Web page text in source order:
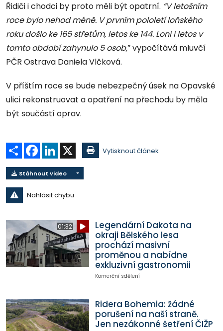
Řidiči i chodci by proto měli být opatrní. “V letošním
roce bylo nehod méně. V prvním pololetí loňského
roku došlo ke 165 střetům, letos ke 144. Loni i letos v
tomto období zahynulo 5 osob,” vypočítává mluvčí
PČR Ostrava Daniela Vlčková.
V příštím roce se bude nebezpečný úsek na Opavské
ulici rekonstruovat a opatření na přechodu by měla
být součástí oprav.
Sdílet Facebook
LinkedIn Vytisknout článek
Stáhnout video
Nahlásit chybu
01:32
Legendární Dakota na
okraji Bělského lesa
prochází masivní
proměnou a nabídne
exkluzivní gastronomii
Komerční sdělení
Ridera Bohemia: žádné
porušení na naší straně.
Jen nezákonné šetření ČIŽP